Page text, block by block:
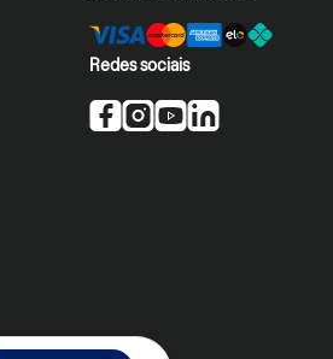
Redes sociais